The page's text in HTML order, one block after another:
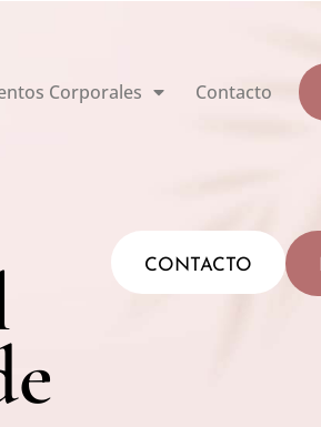
Corporales Contacto
CONTACTO